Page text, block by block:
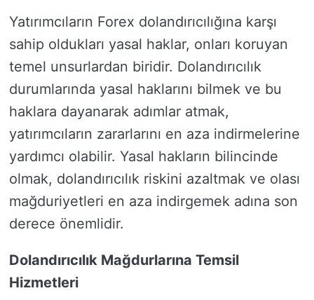
Yatırımcıların Forex dolandırıcılığına karşı
sahip oldukları yasal haklar, onları koruyan
temel unsurlardan biridir. Dolandırıcılık
durumlarında yasal haklarını bilmek ve bu
haklara dayanarak adımlar atmak,
yatırımcıların zararlarını en aza indirmelerine
yardımcı olabilir. Yasal hakların bilincinde
olmak, dolandırıcılık riskini azaltmak ve olası
mağduriyetleri en aza indirgemek adına son
derece önemlidir.
Dolandırıcılık Mağdurlarına Temsil
Hizmetleri